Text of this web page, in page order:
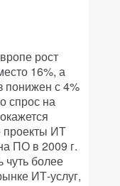
рост
16%, а
понижен с 4%
спрос на
ИТ
ПО в 2009 г.
чуть более
ИТ-услуг,